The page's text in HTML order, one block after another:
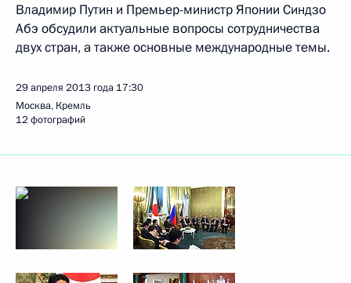
Владимир Путин и Премьер-министр Японии Синдзо
Абэ обсудили актуальные вопросы сотрудничества
двух стран, а также основные международные темы.
29 апреля 2013 года 17:30
Москва, Кремль
12 фотографий